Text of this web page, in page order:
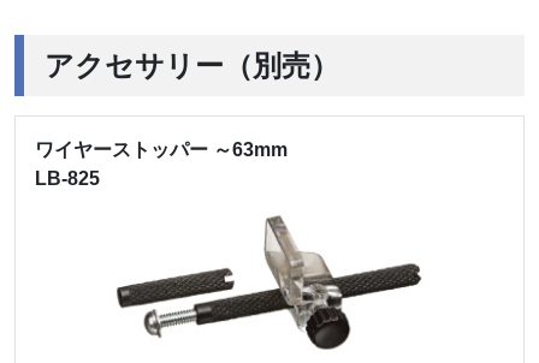
アクセサリー（別売）
ワイヤーストッパー ～63mm
LB-825